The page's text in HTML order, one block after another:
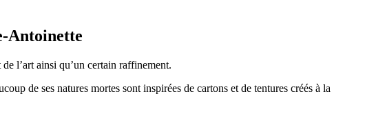
Antoinette
l’art ainsi qu’un certain raffinement.
de ses natures mortes sont inspirées de cartons et de tentures créés à la